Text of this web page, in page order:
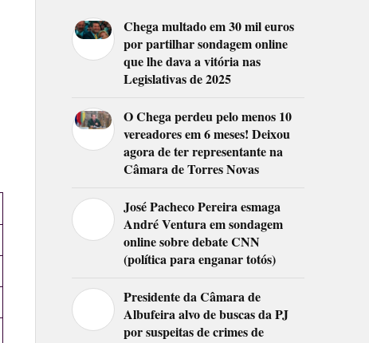
Chega multado em 30 mil euros
por partilhar sondagem online
que lhe dava a vitória nas
Legislativas de 2025
O Chega perdeu pelo menos 10
vereadores em 6 meses! Deixou
agora de ter representante na
Câmara de Torres Novas
José Pacheco Pereira esmaga
André Ventura em sondagem
online sobre debate CNN
(política para enganar totós)
Presidente da Câmara de
Albufeira alvo de buscas da PJ
por suspeitas de crimes de